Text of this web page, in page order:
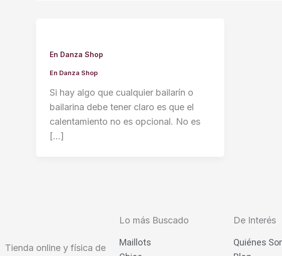
En Danza Shop
En Danza Shop
Si hay algo que cualquier bailarín o
bailarina debe tener claro es que el
calentamiento no es opcional. No es
[…]
Tienda online y física de
Lo más Buscado
Maillots
De Interés
Quiénes